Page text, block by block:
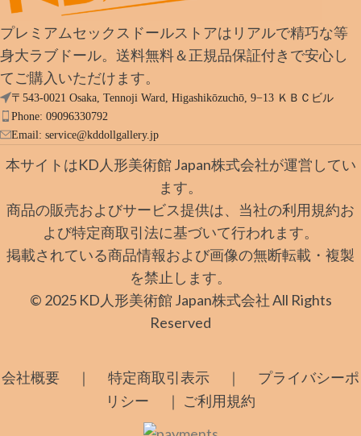
プレミアムセックスドールストアはリアルで精巧な等
身大ラブドール。送料無料＆正規品保証付きで安心し
てご購入いただけます。
〒543-0021 Osaka, Tennoji Ward, Higashikōzuchō, 9−13 ＫＢＣビル
Phone: 09096330792
Email: service@kddollgallery.jp
本サイトはKD人形美術館 Japan株式会社が運営してい
ます。
商品の販売およびサービス提供は、当社の利用規約お
よび特定商取引法に基づいて行われます。
掲載されている商品情報および画像の無断転載・複製
を禁止します。
© 2025 KD人形美術館 Japan株式会社 All Rights
Reserved
会社概要 ｜ 特定商取引表示 ｜ プライバシーポ
リシー ｜ ご利用規約